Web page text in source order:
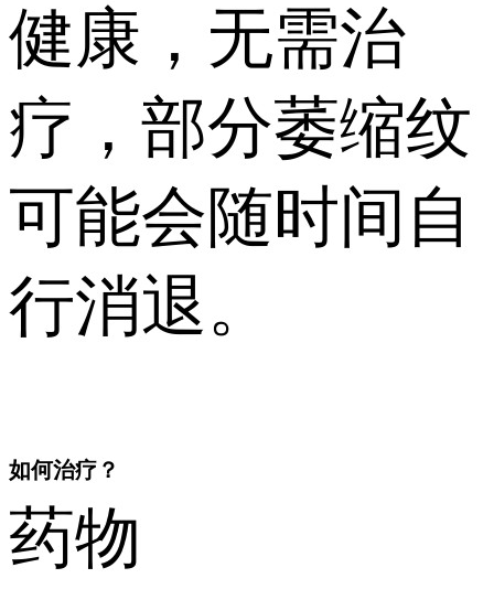
健康，无需治
疗，部分萎缩纹
可能会随时间自
行消退。
如何治疗？
药物